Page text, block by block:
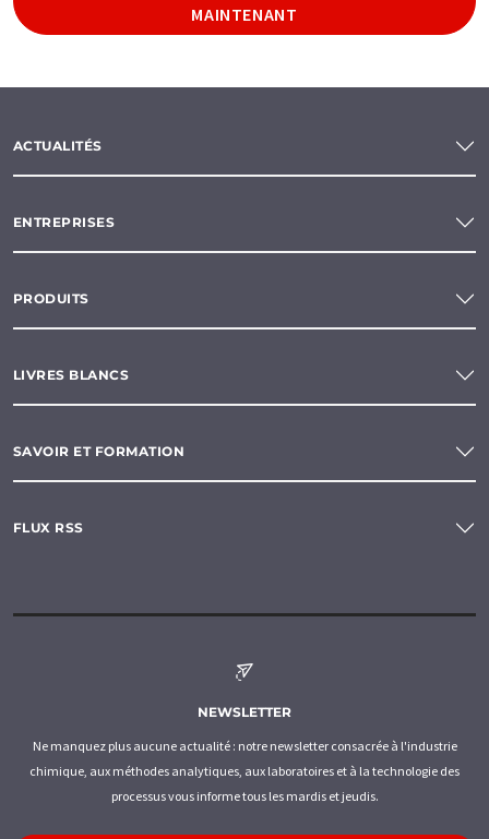
MAINTENANT
ACTUALITÉS
ENTREPRISES
PRODUITS
LIVRES BLANCS
SAVOIR ET FORMATION
FLUX RSS
NEWSLETTER
Ne manquez plus aucune actualité : notre newsletter consacrée à l'industrie
chimique, aux méthodes analytiques, aux laboratoires et à la technologie des
processus vous informe tous les mardis et jeudis.